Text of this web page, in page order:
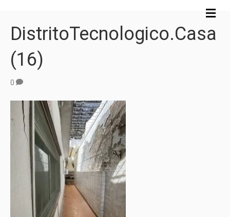
M
e
ú
DistritoTecnologico.Casa
(16)
0